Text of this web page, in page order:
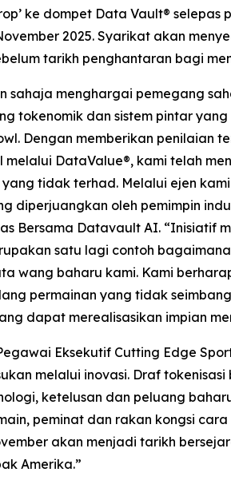
ke dompet Data Vault®
2025. Syarikat akan
tarikh penghantaran bagi
sahaja menghargai pemegang
tokenomik dan sistem pintar
Dengan memberikan penilaian
melalui DataValue®, kami telah
tidak terhad. Melalui ejen
diperjuangkan oleh pemimpin
Bersama Datavault AI. “Inisiatif
satu lagi contoh
wang baharu kami. Kami
permainan yang tidak
dapat merealisasikan impian
Eksekutif Cutting Edge
melalui inovasi. Draf
ketelusan dan peluang
peminat dan rakan kongsi
akan menjadi tarikh
Amerika.”